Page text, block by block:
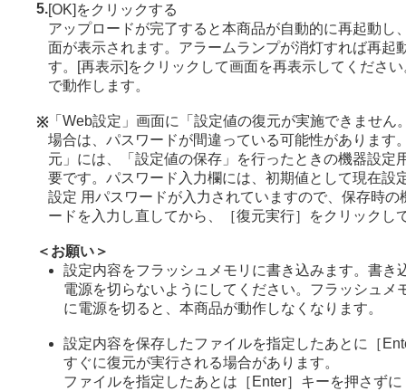
5. [OK]をクリックする
アップロードが完了すると本商品が自動的に再起動し
面が表示されます。アラームランプが消灯すれば再起
す。[再表示]をクリックして画面を再表示してくださ
で動作します。
※「Web設定」画面に「設定値の復元が実施できません
場合は、パスワードが間違っている可能性があります
元」には、「設定値の保存」を行ったときの機器設定
要です。パスワード入力欄には、初期値として現在設
設定 用パスワードが入力されていますので、保存時の
ードを入力し直してから、［復元実行］をクリックし
＜お願い＞
設定内容をフラッシュメモリに書き込みます。書き
電源を切らないようにしてください。フラッシュメ
に電源を切ると、本商品が動作しなくなります。
設定内容を保存したファイルを指定したあとに［
すぐに復元が実行される場合があります。
ファイルを指定したあとは［Enter］キーを押さず